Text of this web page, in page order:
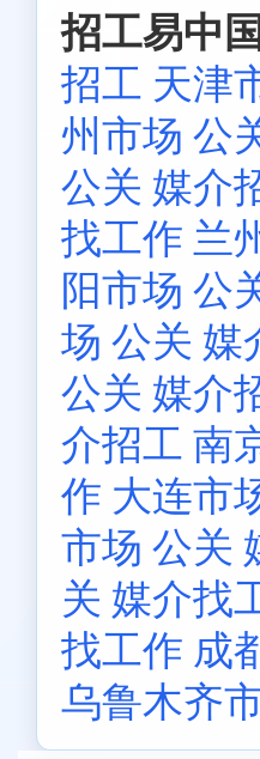
招工易中
招工 天津
州市场 公
公关 媒介
找工作 兰
阳市场 公
场 公关 媒
公关 媒介
介招工 南
作 大连市
市场 公关
关 媒介找
找工作 成
乌鲁木齐